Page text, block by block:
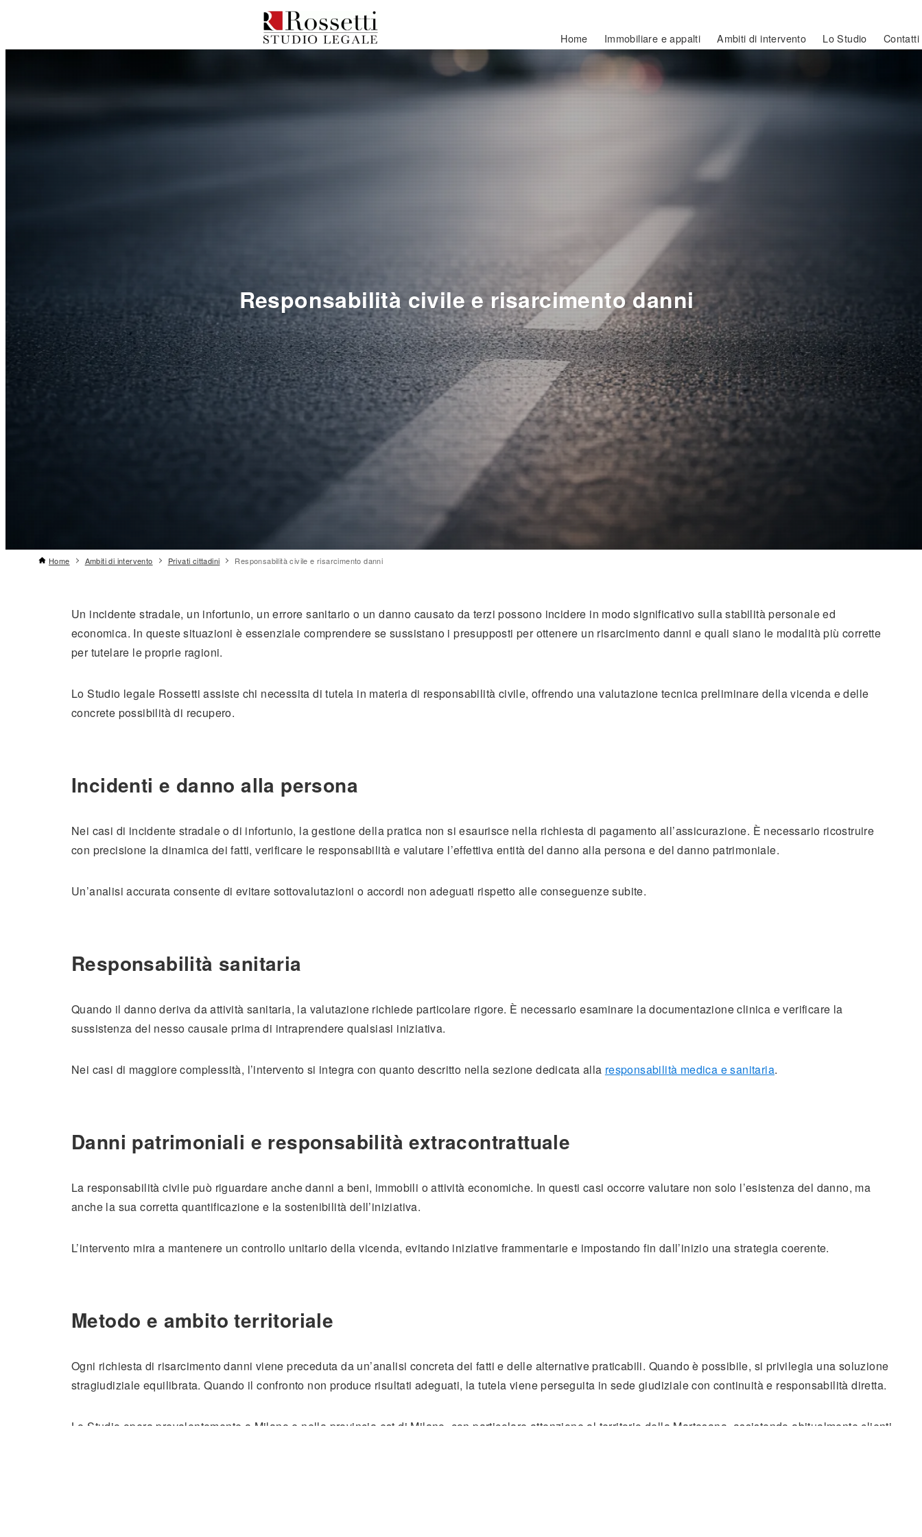
Home Immobiliare e appalti Ambiti di intervento Lo Studio Contatti
Responsabilità civile e risarcimento danni
Home Ambiti di intervento Privati cittadini Responsabilità civile e risarcimento danni
Un incidente stradale, un infortunio, un errore sanitario o un danno causato da terzi possono incidere in modo significativo sulla stabilità personale ed
economica. In queste situazioni è essenziale comprendere se sussistano i presupposti per ottenere un risarcimento danni e quali siano le modalità più corrette
per tutelare le proprie ragioni.
Lo Studio legale Rossetti assiste chi necessita di tutela in materia di responsabilità civile, offrendo una valutazione tecnica preliminare della vicenda e delle
concrete possibilità di recupero.
Incidenti e danno alla persona
Nei casi di incidente stradale o di infortunio, la gestione della pratica non si esaurisce nella richiesta di pagamento all’assicurazione. È necessario ricostruire
con precisione la dinamica dei fatti, verificare le responsabilità e valutare l’effettiva entità del danno alla persona e del danno patrimoniale.
Un’analisi accurata consente di evitare sottovalutazioni o accordi non adeguati rispetto alle conseguenze subite.
Responsabilità sanitaria
Quando il danno deriva da attività sanitaria, la valutazione richiede particolare rigore. È necessario esaminare la documentazione clinica e verificare la
sussistenza del nesso causale prima di intraprendere qualsiasi iniziativa.
Nei casi di maggiore complessità, l’intervento si integra con quanto descritto nella sezione dedicata alla responsabilità medica e sanitaria.
Danni patrimoniali e responsabilità extracontrattuale
La responsabilità civile può riguardare anche danni a beni, immobili o attività economiche. In questi casi occorre valutare non solo l’esistenza del danno, ma
anche la sua corretta quantificazione e la sostenibilità dell’iniziativa.
L’intervento mira a mantenere un controllo unitario della vicenda, evitando iniziative frammentarie e impostando fin dall’inizio una strategia coerente.
Metodo e ambito territoriale
Ogni richiesta di risarcimento danni viene preceduta da un’analisi concreta dei fatti e delle alternative praticabili. Quando è possibile, si privilegia una soluzione
stragiudiziale equilibrata. Quando il confronto non produce risultati adeguati, la tutela viene perseguita in sede giudiziale con continuità e responsabilità diretta.
Lo Studio opera prevalentemente a Milano e nella provincia est di Milano, con particolare attenzione al territorio della Martesana, assistendo abitualmente clienti